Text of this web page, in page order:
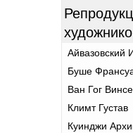
Айвазовский
Буше
Ван Гог
Климт Густав
Куинджи